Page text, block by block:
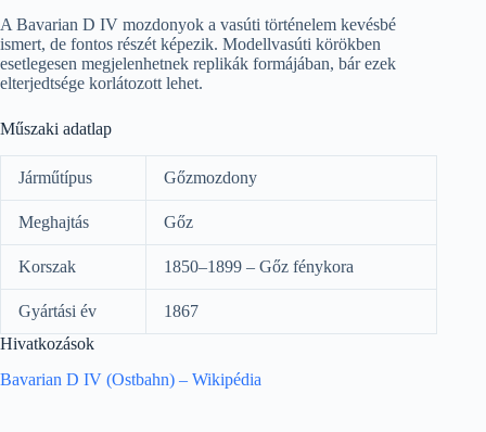
A Bavarian D IV mozdonyok a vasúti történelem kevésbé
ismert, de fontos részét képezik. Modellvasúti körökben
esetlegesen megjelenhetnek replikák formájában, bár ezek
elterjedtsége korlátozott lehet.
Műszaki adatlap
Járműtípus Gőzmozdony
Meghajtás Gőz
Korszak 1850–1899 – Gőz fénykora
Gyártási év
1867
Hivatkozások
Bavarian D IV (Ostbahn) – Wikipédia